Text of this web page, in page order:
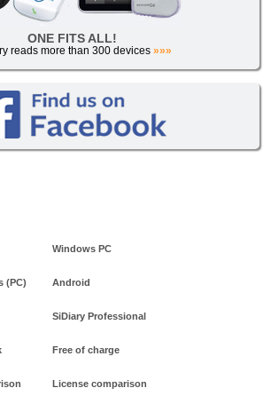
ONE FITS ALL!
reads more than 300 devices»»»
Windows PC
(PC) Android
SiDiary Professional
Free of charge
License comparison